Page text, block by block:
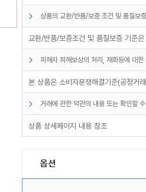
상품의 교환/반품/보증 조건 및 품질보
교환/반품/보증조건 및 품질보증 기준
피해자 피해보상의 처리, 재화등에 대
본 상품은 소비자분쟁해결기준(공정거
거래에 관한 약관의 내용 또는 확인할
상품 상세페이지 내용 참조
옵션